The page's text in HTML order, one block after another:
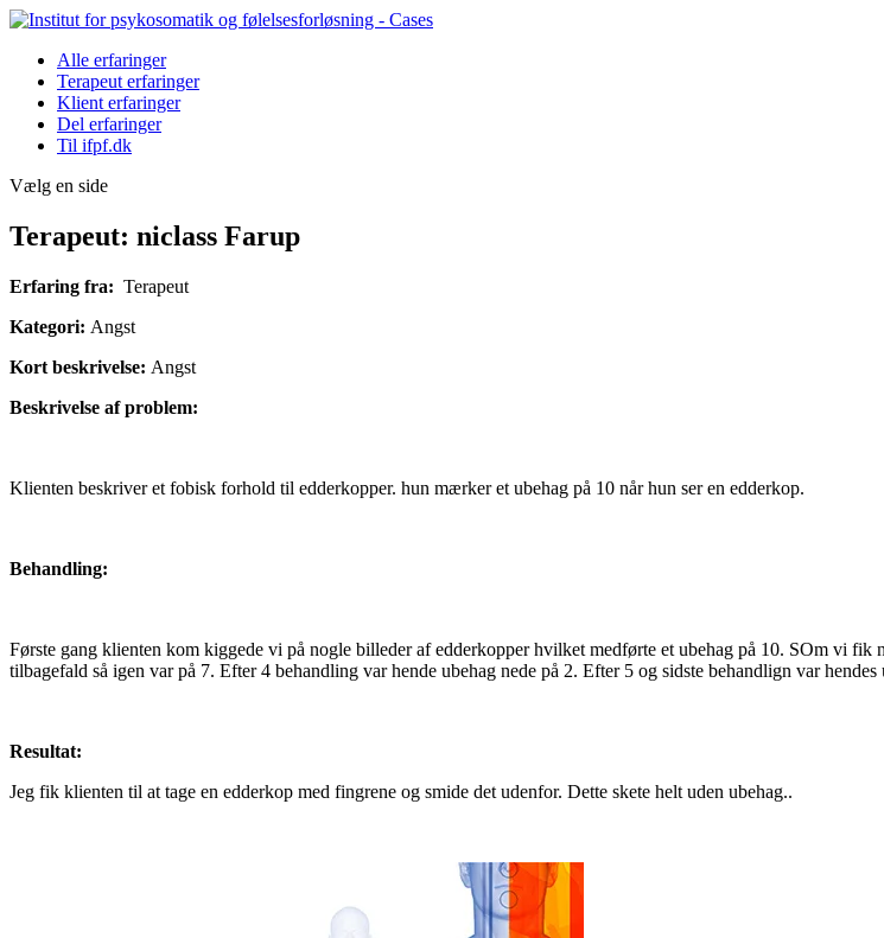
Alle erfaringer
Terapeut erfaringer
Klient erfaringer
Del erfaringer
Til ifpf.dk
Vælg en side
Terapeut: niclass Farup
Erfaring fra: Terapeut
Kategori: Angst
Kort beskrivelse: Angst
Beskrivelse af problem:
Klienten beskriver et fobisk forhold til edderkopper. hun mærker et ubehag på 10 når hun ser en edderkop.
Behandling:
Første gang klienten kom kiggede vi på nogle billeder af edderkopper hvilket medførte et ubehag på 10. SOm vi
tilbagefald så igen var på 7. Efter 4 behandling var hende ubehag nede på 2. Efter 5 og sidste behandlign var hendes
Resultat:
Jeg fik klienten til at tage en edderkop med fingrene og smide det udenfor. Dette skete helt uden ubehag..